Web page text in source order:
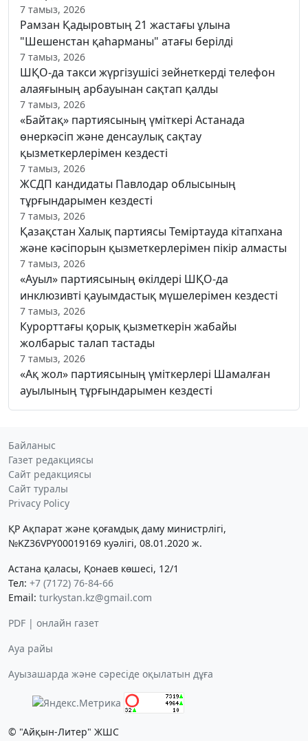
7 тамыз, 2026
Рамзан Қадыровтың 21 жастағы ұлына
"Шешенстан қаһарманы" атағы берілді
7 тамыз, 2026
ШҚО-да такси жүргізушісі зейнеткерді телефон
алаяғының арбауынан сақтап қалды
7 тамыз, 2026
«Байтақ» партиясының үміткері Астанада
өнеркәсіп және денсаулық сақтау
қызметкерлерімен кездесті
7 тамыз, 2026
ЖСДП кандидаты Павлодар облысының
тұрғындарымен кездесті
7 тамыз, 2026
Қазақстан Халық партиясы Теміртауда кітапхана
және кәсіпорын қызметкерлерімен пікір алмасты
7 тамыз, 2026
«Ауыл» партиясының өкілдері ШҚО-да
инклюзивті қауымдастық мүшелерімен кездесті
7 тамыз, 2026
Курорттағы қорық қызметкерін жабайы
жолбарыс талап тастады
7 тамыз, 2026
«Ақ жол» партиясының үміткерлері Шамалған
ауылының тұрғындарымен кездесті
Байланыс
Газет редакциясы
Сайт редакциясы
Сайт туралы
Privacy Policy
ҚР Ақпарат және қоғамдық даму министрлігі,
№KZ36VPY00019169 куәлігі, 08.01.2020 ж.
Астана қаласы, Қонаев көшесі, 12/1
Тел: +7 (7172) 76-84-66
Email: turkystan.kz@gmail.com
PDF | онлайн газет
Ауа райы
Ауызашарда және сәресіде оқылатын дұға
© "Айқын-Литер" ЖШС